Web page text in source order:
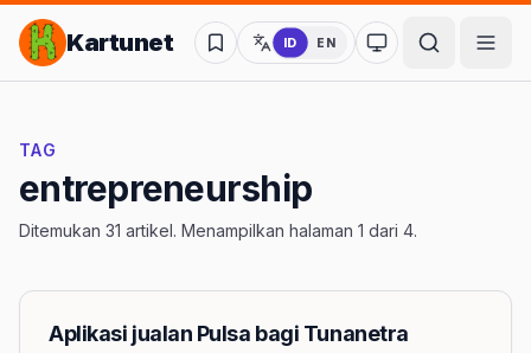
Lompat ke Konten Utama
Kartunet ID EN
Ubah ke mode
TAG
entrepreneurship
Ditemukan 31 artikel. Menampilkan halaman 1 dari 4.
Aplikasi jualan Pulsa bagi Tunanetra